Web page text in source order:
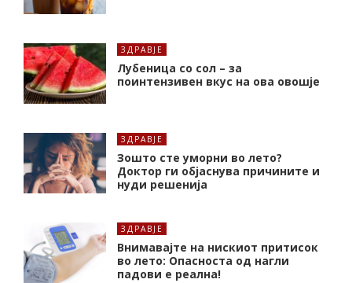
ЗДРАВЈЕ
Лубеница со сол – за
поинтензивен вкус на ова овошје
ЗДРАВЈЕ
Зошто сте уморни во лето?
Доктор ги објаснува причините и
нуди решенија
ЗДРАВЈЕ
Внимавајте на нискиот притисок
во лето: Опасноста од нагли
падови е реална!